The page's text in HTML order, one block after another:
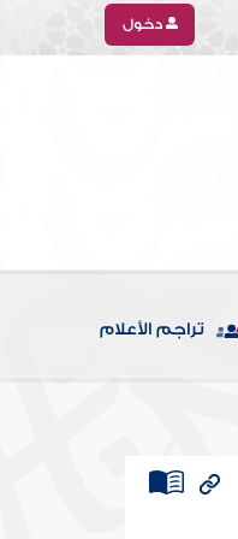
دخول
تراجم الأعلام